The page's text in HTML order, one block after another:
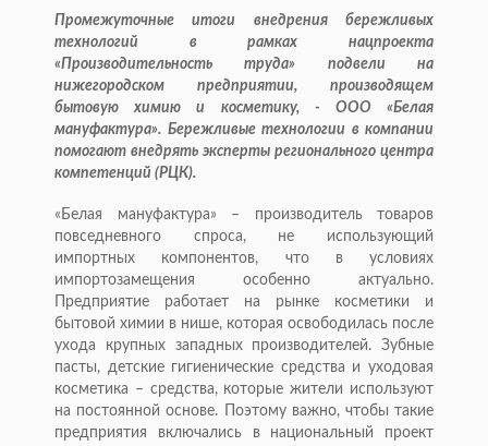
Промежуточные итоги внедрения бережливых
технологий в рамках нацпроекта
«Производительность труда» подвели на
нижегородском предприятии, производящем
бытовую химию и косметику, - ООО «Белая
мануфактура». Бережливые технологии в компании
помогают внедрять эксперты регионального центра
компетенций (РЦК).
«Белая мануфактура» – производитель товаров
повседневного спроса, не использующий
импортных компонентов, что в условиях
импортозамещения особенно актуально.
Предприятие работает на рынке косметики и
бытовой химии в нише, которая освободилась после
ухода крупных западных производителей. Зубные
пасты, детские гигиенические средства и уходовая
косметика – средства, которые жители используют
на постоянной основе. Поэтому важно, чтобы такие
предприятия включались в национальный проект